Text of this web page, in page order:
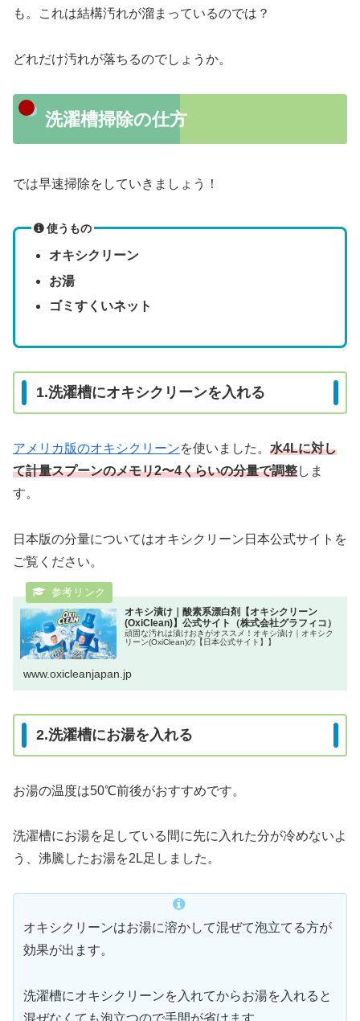
も。これは結構汚れが溜まっているのでは？
どれだけ汚れが落ちるのでしょうか。
洗濯槽掃除の仕方
では早速掃除をしていきましょう！
使うもの
オキシクリーン
お湯
ゴミすくいネット
1.洗濯槽にオキシクリーンを入れる
アメリカ版のオキシクリーンを使いました。 水4Lに対し
て計量スプーンのメモリ2〜4くらいの分量で調整しま
す。
日本版の分量についてはオキシクリーン日本公式サイトを
ご覧ください。
オキシ漬け｜酸素系漂白剤【オキシクリーン
(OxiClean)】公式サイト（株式会社グラフィコ）
頑固な汚れは漬けおきがオススメ！オキシ漬け｜オキシク
リーン(OxiClean)の【日本公式サイト】】
www.oxicleanjapan.jp
2.洗濯槽にお湯を入れる
お湯の温度は50℃前後がおすすめです。
洗濯槽にお湯を足している間に先に入れた分が冷めないよ
う、沸騰したお湯を2L足しました。
オキシクリーンはお湯に溶かして混ぜて泡立てる方が
効果が出ます。
洗濯槽にオキシクリーンを入れてからお湯を入れると
混ぜなくても泡立つので手間が省けます。